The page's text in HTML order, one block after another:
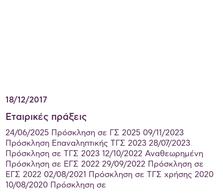
18/12/2017
Εταιρικές πράξεις
24/06/2025 Πρόσκληση σε ΓΣ 2025 09/11/2023
Πρόσκληση Eπαναληπτικής ΤΓΣ 2023 28/07/2023
Πρόσκληση σε TΓΣ 2023 12/10/2022 Αναθεωρημένη
Πρόσκληση σε ΕΓΣ 2022 29/09/2022 Πρόσκληση σε
ΕΓΣ 2022 02/08/2021 Πρόσκληση σε ΤΓΣ χρήσης 2020
10/08/2020 Πρόσκληση σε